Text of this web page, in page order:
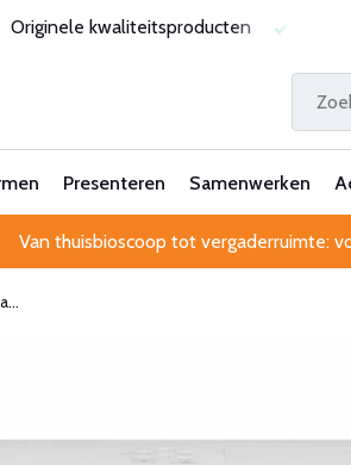
Laagste prijsgarantie Al 25 jaar
Presenteren Samenwerken
Van thuisbioscoop tot vergaderruimte: